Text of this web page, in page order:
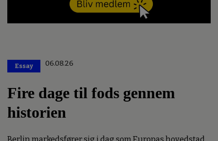
Essay 06.08.26
Fire dage til fods gennem
historien